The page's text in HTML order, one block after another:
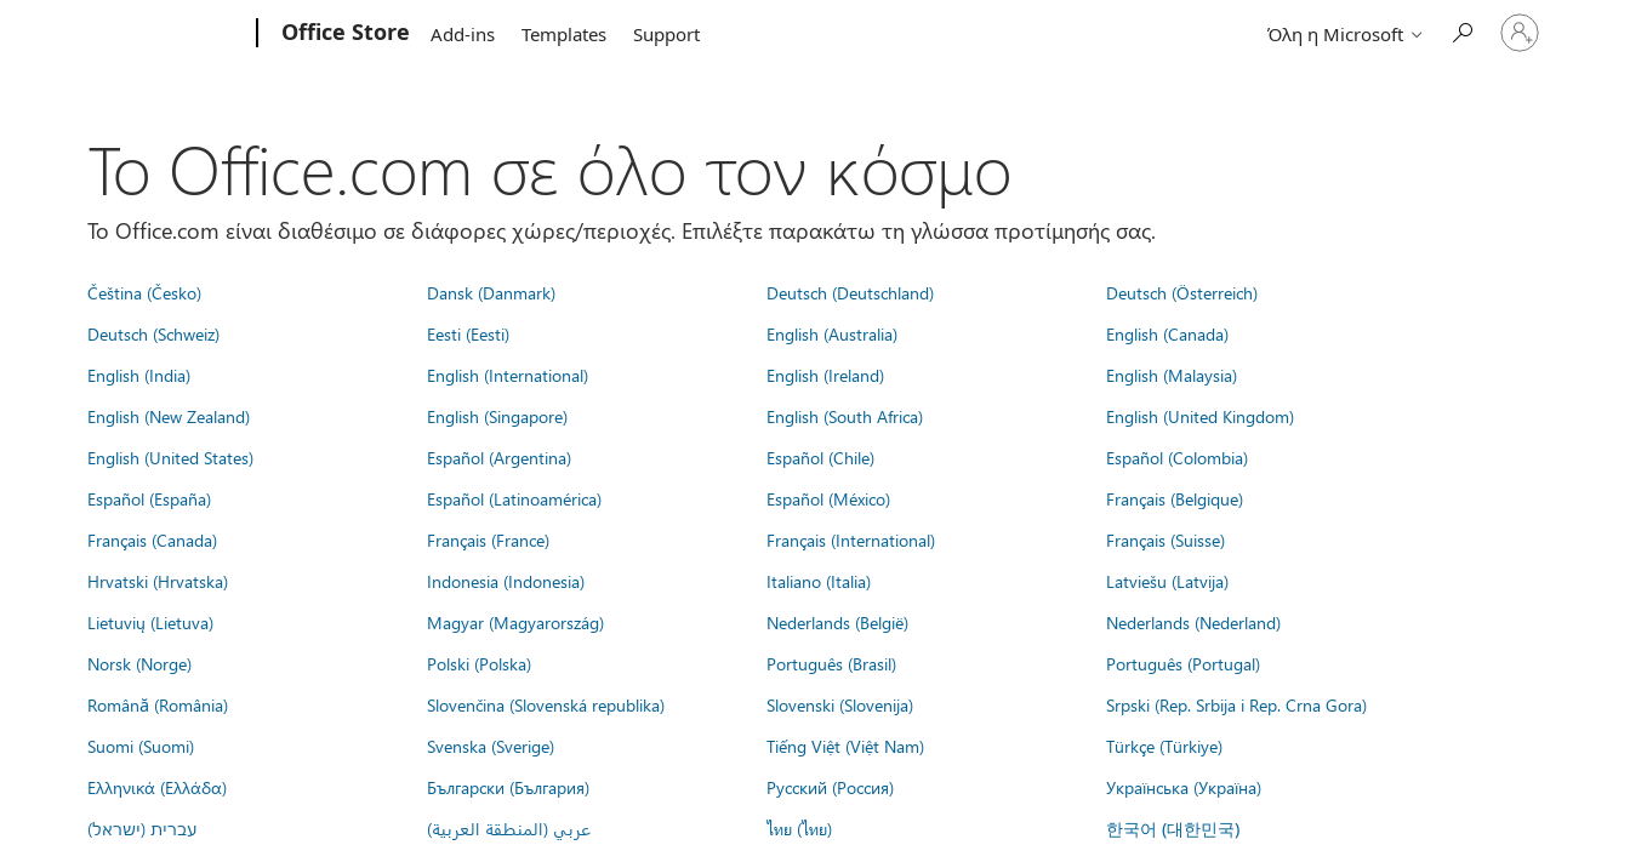
Office Store Add-ins Templates Support Όλη η Microsoft
Είσοδος
στον
λογαριασμό
Το Office.com σε όλο τον κόσμο
Το Office.com είναι διαθέσιμο σε διάφορες χώρες/περιοχές. Επιλέξτε παρακάτω τη γλώσσα προτίμησής σας.
Čeština (Česko) Dansk (Danmark) Deutsch (Deutschland)
Deutsch (Österreich)
Deutsch (Schweiz)
Eesti (Eesti) English (Australia)
English (Canada)
English (India)
English (International) English (Ireland)
English (Malaysia)
English (New Zealand)
English (Singapore) English (South Africa)
English (United Kingdom)
English (United States)
Español (Argentina) Español (Chile)
Español (Colombia)
Español (España)
Español (Latinoamérica) Español (México)
Français (Belgique)
Français (Canada)
Français (France) Français (International)
Français (Suisse)
Hrvatski (Hrvatska)
Indonesia (Indonesia) Italiano (Italia)
Latviešu (Latvija)
Lietuvių (Lietuva)
Magyar (Magyarország) Nederlands (België)
Nederlands (Nederland)
Norsk (Norge)
Polski (Polska) Português (Brasil)
Português (Portugal)
Română (România)
Slovenčina (Slovenská republika) Slovenski (Slovenija)
Srpski (Rep. Srbija i Rep. Crna Gora)
Suomi (Suomi)
Svenska (Sverige) Tiếng Việt (Việt Nam)
Türkçe (Türkiye)
Ελληνικά (Ελλάδα)
Български (България) Русский (Россия)
Українська (Україна)
עברית (ישראל)
عربي (المنطقة العربية) ไทย (ไทย) 한국어 (대한민국)